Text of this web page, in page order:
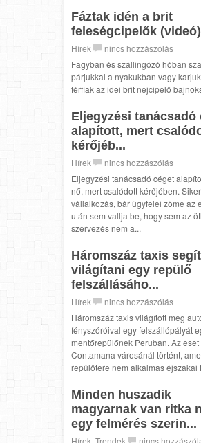
Fáztak idén a brit
feleségcipelők (videó)
Hírek
nincs hozzászólás
Fagyban és szállingózó hóban
párjukkal a nyakukban vagy
férfiak az idei brit nejcipelő
Eljegyzési tanácsadó
alapított, mert
kérőjéb...
Hírek
nincs hozzászólás
Eljegyzési tanácsadó céget
nő, mert csalódott kérőjében.
vállalkozás, bár ügyfelei zöme az
után sem vallja be, hogy sem az
szervezés nem a...
Háromszáz taxis
világítani egy repülő
felszállásáho...
Hírek
nincs hozzászólás
Háromszáz taxis világított meg
fényszóróival egy felszállópályát
mentőrepülőnek Peruban. Az eset
Contamana városánál történt,
repülőtere nem alkalmas éjszakai
Minden huszadik
magyarnak van ritka
egy felmérés szerin...
Hírek, Trendek
nincs